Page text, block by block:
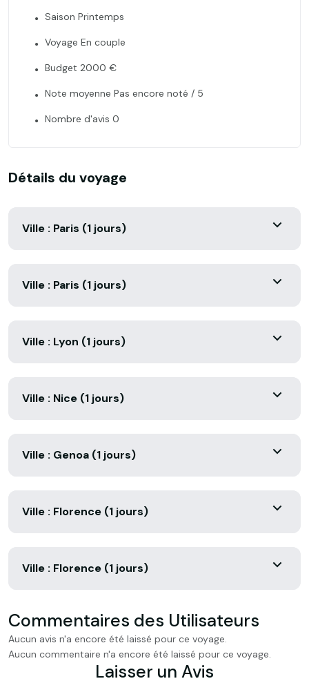
Saison Printemps
Voyage En couple
Budget 2000 €
Note moyenne Pas encore noté / 5
Nombre d'avis 0
Détails du voyage
Ville : Paris (1 jours)
Ville : Paris (1 jours)
Ville : Lyon (1 jours)
Ville : Nice (1 jours)
Ville : Genoa (1 jours)
Ville : Florence (1 jours)
Ville : Florence (1 jours)
Commentaires des Utilisateurs
Aucun avis n'a encore été laissé pour ce voyage.
Aucun commentaire n'a encore été laissé pour ce voyage.
Laisser un Avis